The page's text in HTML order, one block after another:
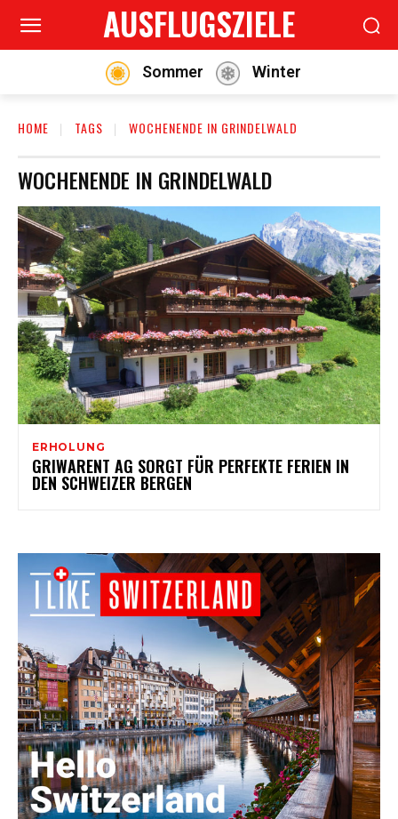
AUSFLUGSZIELE
Sommer Winter
HOME TAGS WOCHENENDE IN GRINDELWALD
WOCHENENDE IN GRINDELWALD
ERHOLUNG
GRIWARENT AG SORGT FÜR PERFEKTE FERIEN IN
DEN SCHWEIZER BERGEN